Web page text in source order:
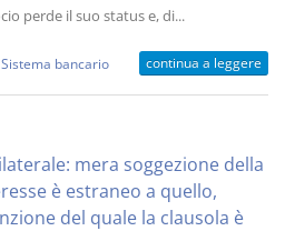
perde il suo status e, di...
Sistema bancario continua a leggere
mera soggezione della
è estraneo a quello,
del quale la clausola è